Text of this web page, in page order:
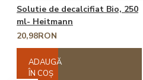
Solutie de decalcifiat Bio, 250
ml- Heitmann
20,98RON
ADAUGĂ
ÎN COŞ